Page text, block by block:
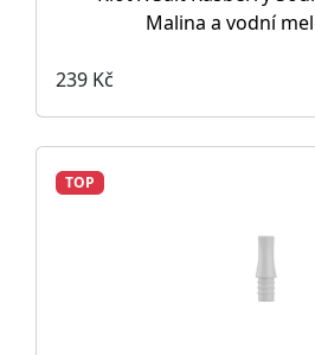
Malina a vodní
239 Kč
TOP